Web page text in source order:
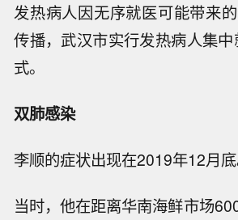
发热病人因无序就医可能带来
传播，武汉市实行发热病人集中
式。
双肺感染
李顺的症状出现在2019年12月底
当时，他在距离华南海鲜市场